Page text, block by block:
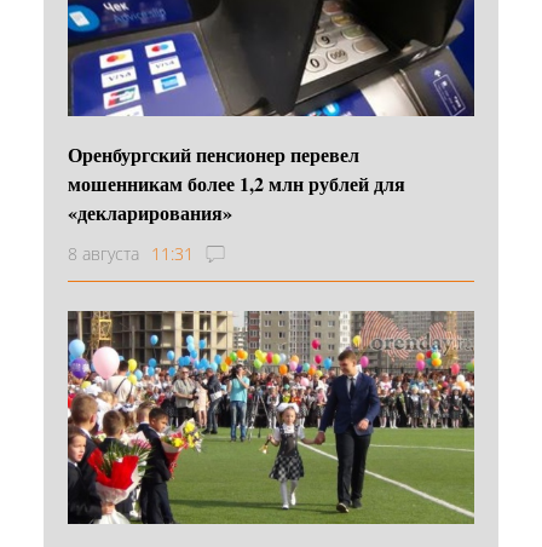
Оренбургский пенсионер перевел
мошенникам более 1,2 млн рублей для
«декларирования»
8 августа 11:31